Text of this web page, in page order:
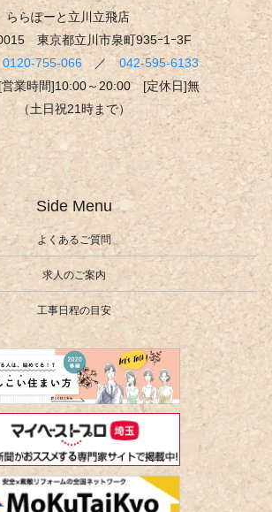
ららぽーと立川立飛店
東京都立川市泉町935ｰ1ｰ3F
0120-755-066 ／042-595-6133
間]10:00～20:00 [定休日]無
（土日祝21時まで）
Side Menu
よくあるご質問
求人のご案内
工事日程の目安